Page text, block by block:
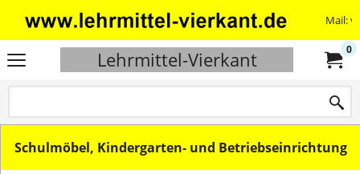
Mail:
Lehrmittel-Vierkant 0
Schulmöbel, Kindergarten- und Betriebseinrichtung